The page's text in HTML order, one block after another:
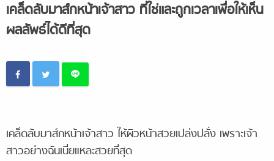
เคล็ดลับมาส์กหน้าเจ้าสาว ที่ใช่และถูกเวลาเพื่อให้เห็น
ผลลัพธ์ได้ดีที่สุด
เคล็ดลับมาส์กหน้าเจ้าสาว ให้ผิวหน้าสวยเปล่งปลั่ง เพราะเจ้า
สาวอย่างฉันเนี่ยแหละสวยที่สุด